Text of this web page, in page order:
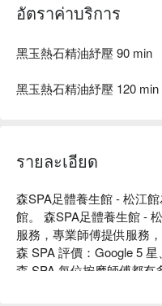
อัตราค่าบริการ
黑玉熱石精油紓壓 90 min
黑玉熱石精油紓壓 120 min
รายละเอียด
森SPA足體養生館 - 松江
館。 森SPA足體養生館 -
服務，專業師傅提供服務
森 SPA 評價：Google 5
森 SPA 每位按摩師傅都有